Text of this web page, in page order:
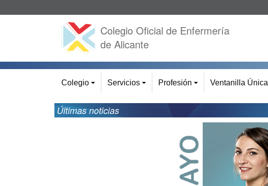
Colegio Oficial de Enfermería
de Alicante
Colegio Servicios Profesión Ventanilla Única
Últimas noticias